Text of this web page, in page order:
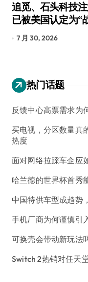
追觅、石头科技
已被美国认定为“
7 月 30, 2026
热门话题
反馈中心高票需求为
买电视，分区数量真
热度
面对网络拉踩车企应
哈兰德的世界杯首秀
中国特供车型成趋势
手机厂商为何谨慎引
可换壳会带动新玩法
Switch 2热销对任天